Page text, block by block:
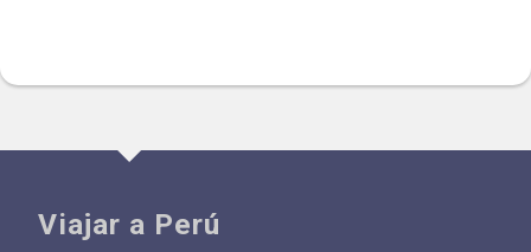
Viajar a Perú